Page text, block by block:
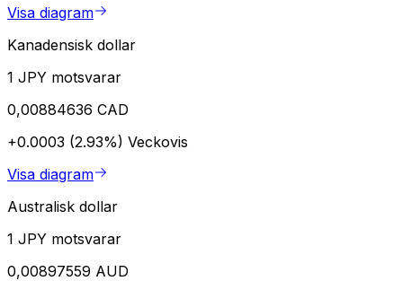
Visa diagram
Kanadensisk dollar
1 JPY motsvarar
0,00884636 CAD
+0.0003 (2.93%) Veckovis
Visa diagram
Australisk dollar
1 JPY motsvarar
0,00897559 AUD